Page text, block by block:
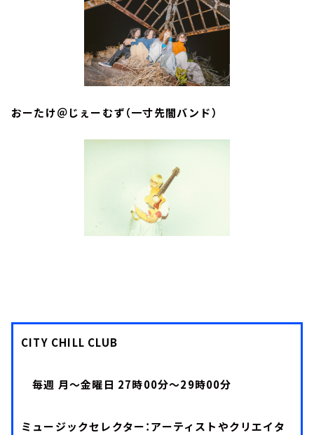
おーたけ＠じぇーむず（一寸先闇バンド）
CITY CHILL CLUB
毎週 月～金曜日 27時00分～29時00分
ミュージックセレクター：アーティストやクリエイタ